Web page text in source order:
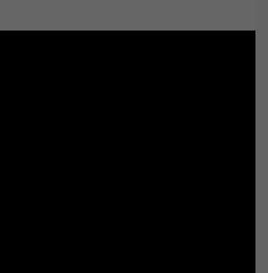
Διάρκεια: 18 ώρες